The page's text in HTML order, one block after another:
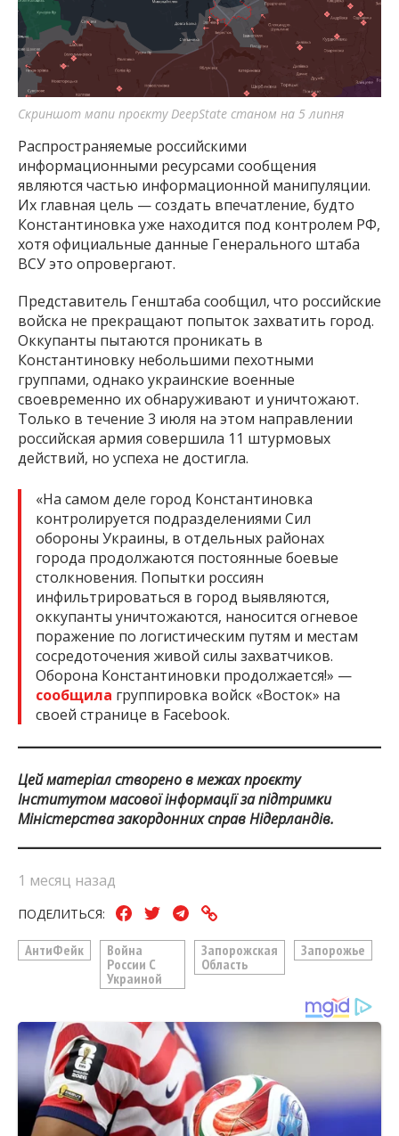
Скриншот мапи проєкту DeepState станом на 5 липня
Распространяемые российскими
информационными ресурсами сообщения
являются частью информационной манипуляции.
Их главная цель — создать впечатление, будто
Константиновка уже находится под контролем РФ,
хотя официальные данные Генерального штаба
ВСУ это опровергают.
Представитель Генштаба сообщил, что российские
войска не прекращают попыток захватить город.
Оккупанты пытаются проникать в
Константиновку небольшими пехотными
группами, однако украинские военные
своевременно их обнаруживают и уничтожают.
Только в течение 3 июля на этом направлении
российская армия совершила 11 штурмовых
действий, но успеха не достигла.
«На самом деле город Константиновка
контролируется подразделениями Сил
обороны Украины, в отдельных районах
города продолжаются постоянные боевые
столкновения. Попытки россиян
инфильтрироваться в город выявляются,
оккупанты уничтожаются, наносится огневое
поражение по логистическим путям и местам
сосредоточения живой силы захватчиков.
Оборона Константиновки продолжается!» —
сообщила группировка войск «Восток» на
своей странице в Facebook.
Цей матеріал створено в межах проєкту
Інститутом масової інформації за підтримки
Міністерства закордонних справ Нідерландів.
1 месяц назад
ПОДЕЛИТЬСЯ:
АнтиФейк
Война
России С
Украиной
Запорожская
Область
Запорожье